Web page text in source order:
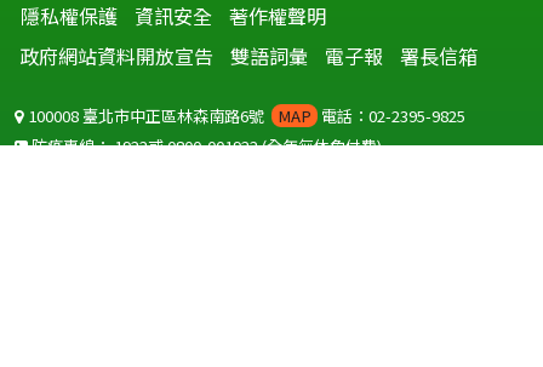
隱私權保護 資訊安全 著作權聲明
政府網站資料開放宣告
雙語詞彙 電子報 署長信箱
100008 臺北市中正區林森南路6號 MAP 電話：02-2395-9825
防疫專線：1922或0800-001922(全年無休免付費)